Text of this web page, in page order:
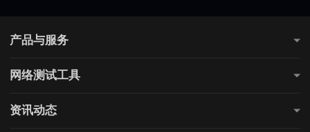
产品与服务
测网速
网络测试工具
网站连通性测试
资讯动态